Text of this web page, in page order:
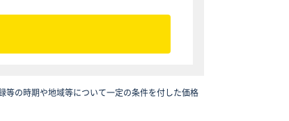
の時期や地域等について一定の条件を付した価格